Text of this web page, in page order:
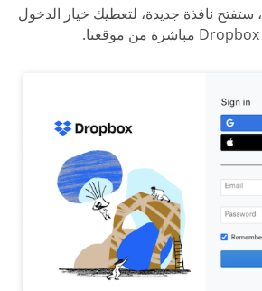
، ستفتح نافذة جديدة، لتعطيك خيار الدخول